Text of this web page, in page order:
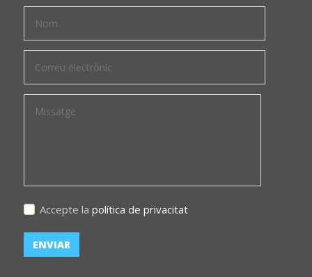
Accepte la política de privacitat